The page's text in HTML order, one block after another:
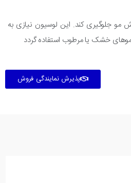
مو جلوگیری کند. این لوسیون نیازی به
خشک یا مرطوب استفاده گردد
پذیرش نمایندگی فروش